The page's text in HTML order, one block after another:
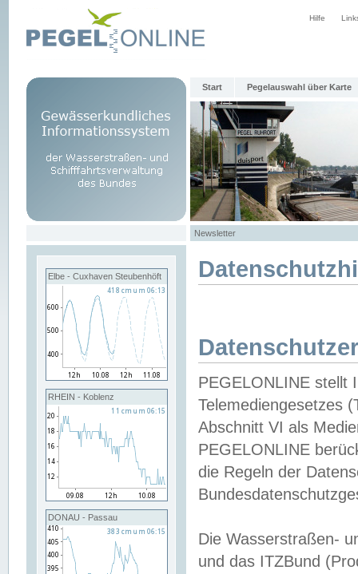
Hilfe
Start Pegelauswahl über Karte
Newsletter
Elbe - Cuxhaven Steubenhöft
RHEIN - Koblenz
DONAU - Passau
PEGELONLINE stellt
Telemediengesetzes
Abschnitt VI als
PEGELONLINE
die Regeln der
Die Wasserstraßen-
und das ITZBund